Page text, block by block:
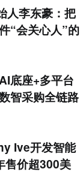
人李东豪：把
“会关心人”的
底座+多平台
智采购全链路
Ive开发智能
售价超300美